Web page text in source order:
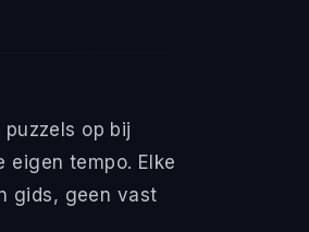
op bij
eigen tempo. Elke
gids, geen vast